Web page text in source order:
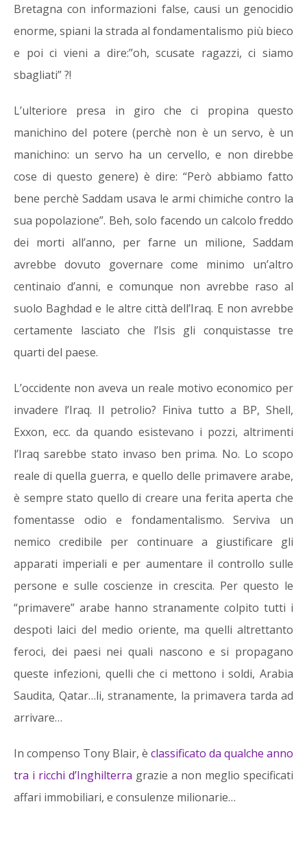
Bretagna con informazioni false, causi un genocidio
enorme, spiani la strada al fondamentalismo più bieco
e poi ci vieni a dire:”oh, scusate ragazzi, ci siamo
sbagliati” ?!
L’ulteriore presa in giro che ci propina questo
manichino del potere (perchè non è un servo, è un
manichino: un servo ha un cervello, e non direbbe
cose di questo genere) è dire: “Però abbiamo fatto
bene perchè Saddam usava le armi chimiche contro la
sua popolazione”. Beh, solo facendo un calcolo freddo
dei morti all’anno, per farne un milione, Saddam
avrebbe dovuto governare come minimo un’altro
centinaio d’anni, e comunque non avrebbe raso al
suolo Baghdad e le altre città dell’Iraq. E non avrebbe
certamente lasciato che l’Isis gli conquistasse tre
quarti del paese.
L’occidente non aveva un reale motivo economico per
invadere l’Iraq. Il petrolio? Finiva tutto a BP, Shell,
Exxon, ecc. da quando esistevano i pozzi, altrimenti
l’Iraq sarebbe stato invaso ben prima. No. Lo scopo
reale di quella guerra, e quello delle primavere arabe,
è sempre stato quello di creare una ferita aperta che
fomentasse odio e fondamentalismo. Serviva un
nemico credibile per continuare a giustificare gli
apparati imperiali e per aumentare il controllo sulle
persone e sulle coscienze in crescita. Per questo le
“primavere” arabe hanno stranamente colpito tutti i
despoti laici del medio oriente, ma quelli altrettanto
feroci, dei paesi nei quali nascono e si propagano
queste infezioni, quelli che ci mettono i soldi, Arabia
Saudita, Qatar…li, stranamente, la primavera tarda ad
arrivare…
In compenso Tony Blair, è classificato da qualche anno
tra i ricchi d’Inghilterra grazie a non meglio specificati
affari immobiliari, e consulenze milionarie…